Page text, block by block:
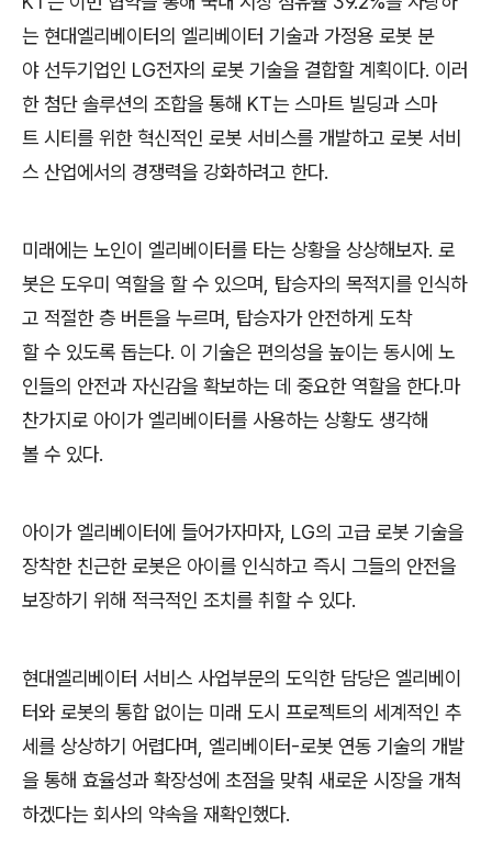
는 현대엘리베이터의 엘리베이터 기술과 가정용 로봇 분
야 선두기업인 LG전자의 로봇 기술을 결합할 계획이다. 이러
한 첨단 솔루션의 조합을 통해 KT는 스마트 빌딩과 스마
트 시티를 위한 혁신적인 로봇 서비스를 개발하고 로봇 서비
스 산업에서의 경쟁력을 강화하려고 한다.
미래에는 노인이 엘리베이터를 타는 상황을 상상해보자. 로
봇은 도우미 역할을 할 수 있으며, 탑승자의 목적지를 인식하
고 적절한 층 버튼을 누르며, 탑승자가 안전하게 도착
할 수 있도록 돕는다. 이 기술은 편의성을 높이는 동시에 노
인들의 안전과 자신감을 확보하는 데 중요한 역할을 한다.마
찬가지로 아이가 엘리베이터를 사용하는 상황도 생각해
볼 수 있다.
아이가 엘리베이터에 들어가자마자, LG의 고급 로봇 기술을
장착한 친근한 로봇은 아이를 인식하고 즉시 그들의 안전을
보장하기 위해 적극적인 조치를 취할 수 있다.
현대엘리베이터 서비스 사업부문의 도익한 담당은 엘리베이
터와 로봇의 통합 없이는 미래 도시 프로젝트의 세계적인 추
세를 상상하기 어렵다며, 엘리베이터-로봇 연동 기술의 개발
을 통해 효율성과 확장성에 초점을 맞춰 새로운 시장을 개척
하겠다는 회사의 약속을 재확인했다.